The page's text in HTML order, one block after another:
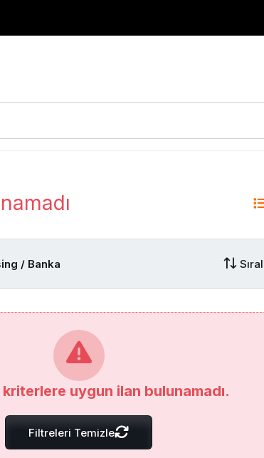
/ Banka
kriterlere uygun ilan bulunamadı.
Filtreleri Temizle